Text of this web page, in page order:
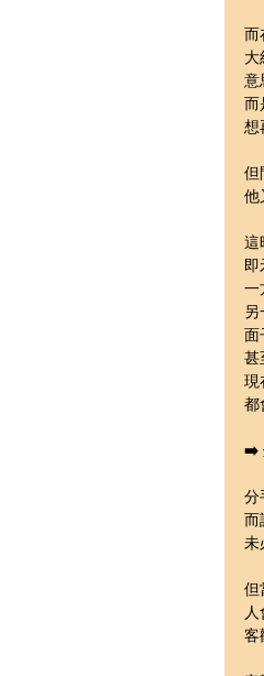
而
大
意
而
想
但
他
這
即
一
面
甚
現
都
➡️
分
而
未
但
客